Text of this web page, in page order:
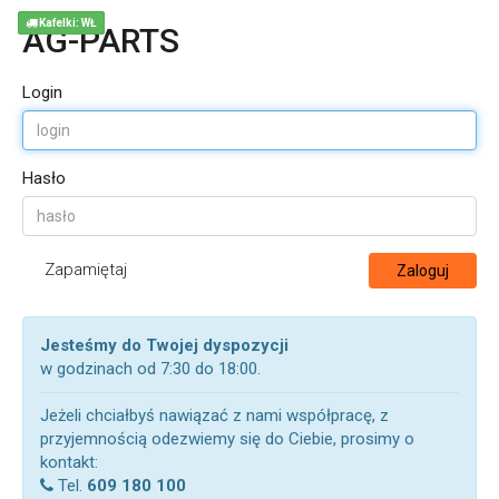
AG-PARTS
Login
Hasło
Zapamiętaj Zaloguj
Jesteśmy do Twojej dyspozycji
w godzinach od 7:30 do 18:00.
Jeżeli chciałbyś nawiązać z nami współpracę, z
przyjemnością odezwiemy się do Ciebie, prosimy o
kontakt:
Tel. 609 180 100
Kafelki: WŁ